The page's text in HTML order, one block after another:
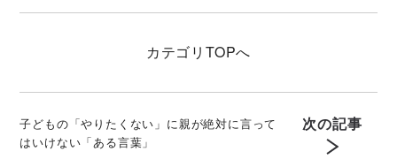
カテゴリ TOPへ
子どもの「やりたくない」に親が絶対に言って
はいけない「ある言葉」
次の記事